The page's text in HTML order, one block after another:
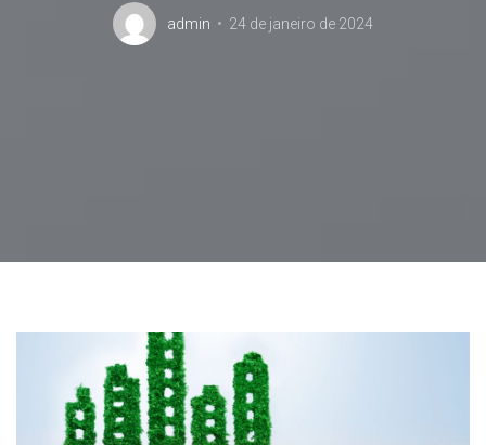
admin 24 de janeiro de 2024